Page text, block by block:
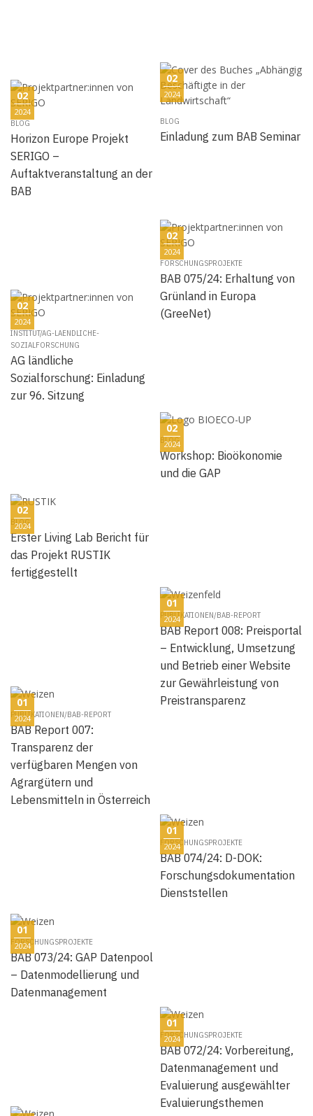
02
2024
BLOG
Einladung zum BAB Seminar
02
2024
BLOG
Horizon Europe Projekt
SERIGO –
Auftaktveranstaltung an der
BAB
02
2024
FORSCHUNGSPROJEKTE
BAB 075/24: Erhaltung von
Grünland in Europa
(GreeNet)
02
2024
INSTITUT/AG-LAENDLICHE-
SOZIALFORSCHUNG
AG ländliche
Sozialforschung: Einladung
zur 96. Sitzung
02
2024
BLOG
Workshop: Bioökonomie
und die GAP
02
2024
BLOG
Erster Living Lab Bericht für
das Projekt RUSTIK
fertiggestellt
01
2024
PUBLIKATIONEN/BAB-REPORT
BAB Report 008: Preisportal
– Entwicklung, Umsetzung
und Betrieb einer Website
zur Gewährleistung von
Preistransparenz
01
2024
PUBLIKATIONEN/BAB-REPORT
BAB Report 007:
Transparenz der
verfügbaren Mengen von
Agrargütern und
Lebensmitteln in Österreich
01
2024
FORSCHUNGSPROJEKTE
BAB 074/24: D-DOK:
Forschungsdokumentation
Dienststellen
01
2024
FORSCHUNGSPROJEKTE
BAB 073/24: GAP Datenpool
– Datenmodellierung und
Datenmanagement
01
2024
FORSCHUNGSPROJEKTE
BAB 072/24: Vorbereitung,
Datenmanagement und
Evaluierung ausgewählter
Evaluierungsthemen